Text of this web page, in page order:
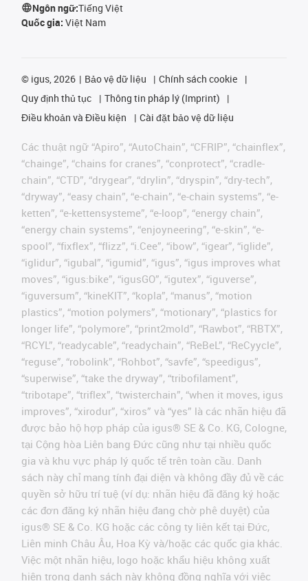
Ngôn ngữ:Tiếng Việt
Quốc gia: Việt Nam
© igus, 2026 Bảo vệ dữ liệu
Chính sách cookie
Quy định thủ tục
Thông tin pháp lý (Imprint)
Điều khoản và Điều kiện
Cài đặt bảo vệ dữ liệu
Các thuật ngữ “Apiro”, “AutoChain”, “CFRIP”, “chainflex”,
“chainge”, “chains for cranes”, “conprotect”, “cradle-
chain”, “CTD”, “drygear”, “drylin”, “dryspin”, “dry-tech”,
“dryway”, “easy chain”, “e-chain”, “e-chain systems”, “e-
ketten”, “e-kettensysteme”, “e-loop”, “energy chain”,
“energy chain systems”, “enjoyneering”, “e-skin”, “e-
spool”, “fixflex”, “flizz”, “i.Cee”, “ibow”, “igear”, “iglide”,
“iglidur”, “igubal”, “igumid”, “igus”, “igus improves what
moves”, “igus:bike”, “igusGO”, “igutex”, “iguverse”,
“iguversum”, “kineKIT”, “kopla”, “manus”, “motion
plastics”, “motion polymers”, “motionary”, “plastics for
longer life”, “polymore”, “print2mold”, “Rawbot”, “RBTX”,
“RCYL”, “readycable”, “readychain”, “ReBeL”, “ReCyycle”,
“reguse”, “robolink”, “Rohbot”, “savfe”, “speedigus”,
“superwise”, “take the dryway”, “tribofilament”,
“tribotape”, “triflex”, “twisterchain”, “when it moves, igus
improves”, “xirodur”, “xiros” và “yes” là các nhãn hiệu đã
được bảo hộ hợp pháp của igus® SE & Co. KG, Cologne,
tại Cộng hòa Liên bang Đức cũng như tại nhiều quốc
gia và khu vực pháp lý quốc tế trên toàn cầu. Danh
sách này chỉ mang tính đại diện và không đầy đủ về các
quyền sở hữu trí tuệ (ví dụ: nhãn hiệu đã đăng ký hoặc
các đơn đăng ký nhãn hiệu đang chờ phê duyệt) của
igus® SE & Co. KG hoặc các công ty liên kết tại Đức,
Liên minh Châu Âu, Hoa Kỳ và/hoặc các quốc gia khác.
Việc một nhãn hiệu, logo hoặc khẩu hiệu không xuất
hiện trong danh sách này không đồng nghĩa với việc